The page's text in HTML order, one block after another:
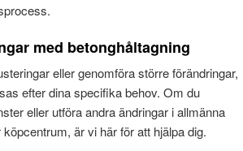
med betonghåltagning
eller genomföra större förändringar,
efter dina specifika behov. Om du
eller utföra andra ändringar i allmänna
är vi här för att hjälpa dig.